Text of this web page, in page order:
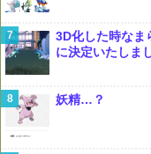
3D化した時なま
に決定いたしま
妖精…？